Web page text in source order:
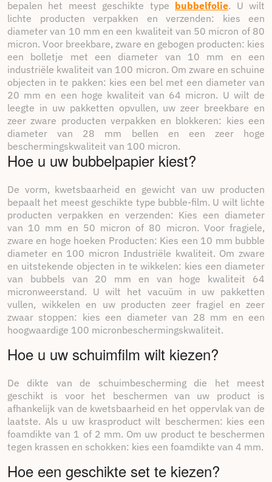
besparen door de kosten voor vervanging en
retournering te minimaliseren.
Hoofdstuk 4: Hoe Packdiscount uw
verzendproces kan optimaliseren
Behoefteanalyse : ons team van experts zal u helpen
met uw behoeften. uw specifieke behoeften op het
gebied van demping en transportbescherming
beoordelen, en kies de oplossingen die het beste bij
uw behoeften passen uw activiteit.
Training en klantenondersteuning
uitgebreide training en klantenondersteuning om u
op weg te helpen. implementeren en implementeren
optimaliseer het gebruik van onze dempings- en
Continu innoveren: bij Packdiscount zijn we
voortdurend in beweging. het onderzoeken van
nieuwe technologieën en nieuwe materialen om onze
dempings- en beschermingsoplossingen te
verbeteren en te allen tijde optimale bescherming te
garanderen. uw zendingen.
Hoofdstuk 5: Getuigenissen van
tevreden klanten
Ontdek hoe onze klanten hun bedrijf hebben
geoptimaliseerd. hun verzendproces en verbeterde deze.
beveiliging van hun zendingen dankzij de dempings- en
getuigenissen weerspiegelen de positieve impact die onze
oplossingen hebben gehad op hun bedrijfs- en
bepalen het meest geschikte type bubbelfolie. U wilt
lichte producten verpakken en verzenden: kies een
diameter van 10 mm en een kwaliteit van 50 micron of 80
micron. Voor breekbare, zware en gebogen producten: kies
een bolletje met een diameter van 10 mm en een
industriële kwaliteit van 100 micron. Om zware en schuine
objecten in te pakken: kies een bel met een diameter van
20 mm en een hoge kwaliteit van 64 micron. U wilt de
leegte in uw pakketten opvullen, uw zeer breekbare en
zeer zware producten verpakken en blokkeren: kies een
diameter van 28 mm bellen en een zeer hoge
beschermingskwaliteit van 100 micron.
Hoe u uw bubbelpapier kiest?
De vorm, kwetsbaarheid en gewicht van uw producten
bepaalt het meest geschikte type bubble-film. U wilt lichte
producten verpakken en verzenden: Kies een diameter
van 10 mm en 50 micron of 80 micron. Voor fragiele,
zware en hoge hoeken Producten: Kies een 10 mm bubble
diameter en 100 micron Industriële kwaliteit. Om zware
en uitstekende objecten in te wikkelen: kies een diameter
van bubbels van 20 mm en van hoge kwaliteit 64
micronweerstand. U wilt het vacuüm in uw pakketten
vullen, wikkelen en uw producten zeer fragiel en zeer
zwaar stoppen: kies een diameter van 28 mm en een
hoogwaardige 100 micronbeschermingskwaliteit.
Hoe u uw schuimfilm wilt kiezen?
De dikte van de schuimbescherming die het meest
geschikt is voor het beschermen van uw product is
afhankelijk van de kwetsbaarheid en het oppervlak van de
laatste. Als u uw krasproduct wilt beschermen: kies een
foamdikte van 1 of 2 mm. Om uw product te beschermen
tegen krassen en schokken: kies een foamdikte van 4 mm.
Hoe een geschikte set te kiezen?